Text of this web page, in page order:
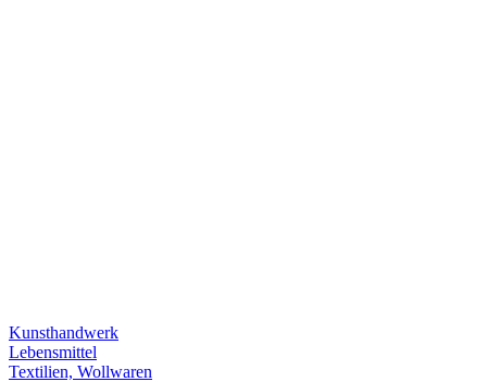
Kunsthandwerk
Lebensmittel
Textilien, Wollwaren